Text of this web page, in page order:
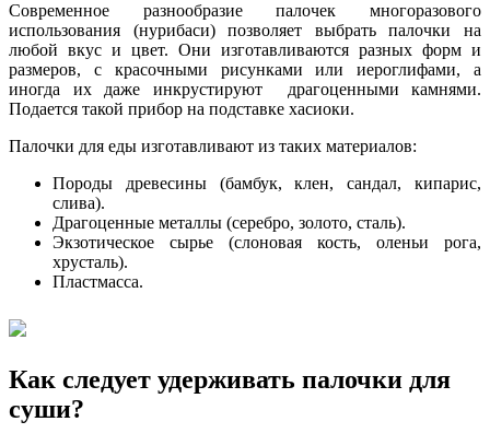
Современное разнообразие палочек многоразового
использования (нурибаси) позволяет выбрать палочки на
любой вкус и цвет. Они изготавливаются разных форм и
размеров, с красочными рисунками или иероглифами, а
иногда их даже инкрустируют драгоценными камнями.
Подается такой прибор на подставке хасиоки.
Палочки для еды изготавливают из таких материалов:
Породы древесины (бамбук, клен, сандал, кипарис,
слива).
Драгоценные металлы (серебро, золото, сталь).
Экзотическое сырье (слоновая кость, оленьи рога,
хрусталь).
Пластмасса.
Как следует удерживать палочки для
суши?